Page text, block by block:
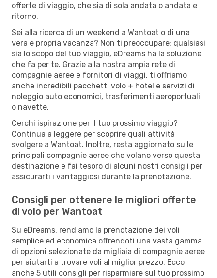
offerte di viaggio, che sia di sola andata o andata e
ritorno.
Sei alla ricerca di un weekend a Wantoat o di una
vera e propria vacanza? Non ti preoccupare: qualsiasi
sia lo scopo del tuo viaggio, eDreams ha la soluzione
che fa per te. Grazie alla nostra ampia rete di
compagnie aeree e fornitori di viaggi, ti offriamo
anche incredibili pacchetti volo + hotel e servizi di
noleggio auto economici, trasferimenti aeroportuali
o navette.
Cerchi ispirazione per il tuo prossimo viaggio?
Continua a leggere per scoprire quali attività
svolgere a Wantoat. Inoltre, resta aggiornato sulle
principali compagnie aeree che volano verso questa
destinazione e fai tesoro di alcuni nostri consigli per
assicurarti i vantaggiosi durante la prenotazione.
Consigli per ottenere le migliori offerte
di volo per Wantoat
Su eDreams, rendiamo la prenotazione dei voli
semplice ed economica offrendoti una vasta gamma
di opzioni selezionate da migliaia di compagnie aeree
per aiutarti a trovare voli al miglior prezzo. Ecco
anche 5 utili consigli per risparmiare sul tuo prossimo